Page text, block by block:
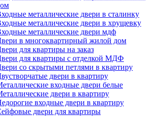
металлические двери в сталинку
металлические двери в хрущевку
металлические двери мдф
в многоквартирный жилой дом
для квартиры на заказ
для квартиры с отделкой МДФ
со скрытыми петлями в квартиру
двери в квартиру
входные двери белые
двери в квартиру
входные двери в квартиру
двери для квартиры